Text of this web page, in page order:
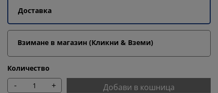
Доставка
Взимане в магазин (Кликни & Вземи)
Количество
- + Добави в кошница